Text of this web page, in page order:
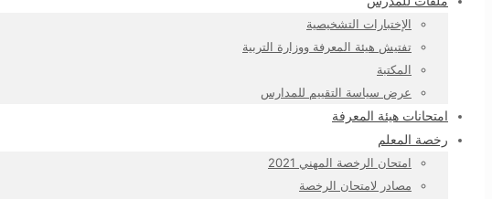
الإختبارات التشخيصية
تفتيش هيئة المعرفة ووزارة التربية
المكتبة
عرض سياسة التقييم للمدارس
امتحانات هيئة المعرفة
رخصة المعلم
امتحان الرخصة المهني 2021
مصادر لامتحان الرخصة